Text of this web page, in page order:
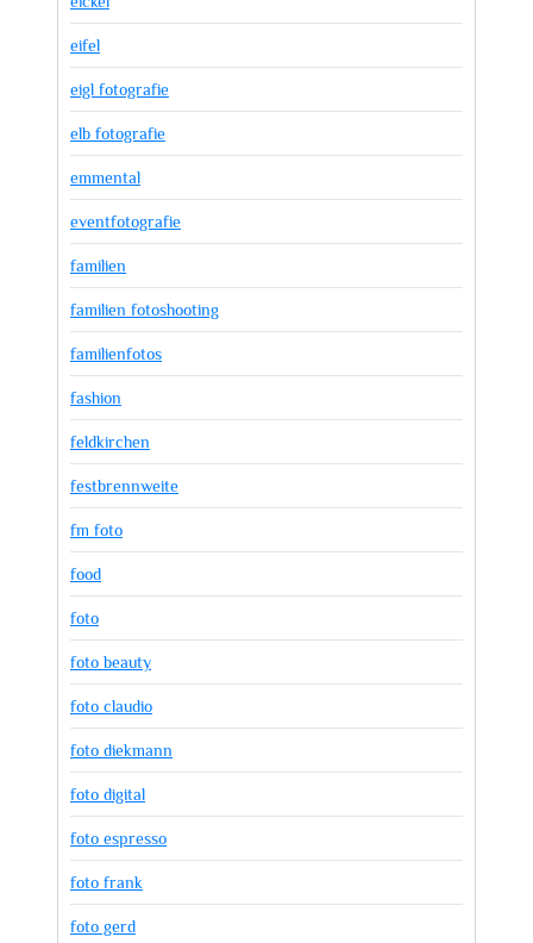
eifel
eigl fotografie
elb fotografie
emmental
eventfotografie
familien
familien fotoshooting
familienfotos
fashion
feldkirchen
festbrennweite
fm foto
food
foto
foto beauty
foto claudio
foto diekmann
foto digital
foto espresso
foto frank
foto gerd